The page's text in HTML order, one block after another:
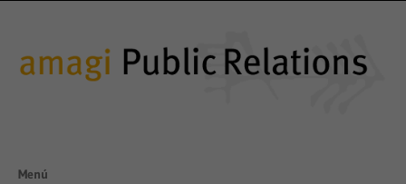
contenido
Menú